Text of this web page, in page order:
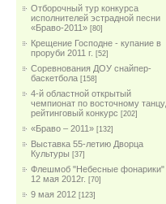
Отборочный тур конкурса
исполнителей эстрадной песни
«Браво-2011» [80]
Крещение Господне - купание в
проруби 2011 г. [52]
Соревнования ДОУ снайпер-
баскетбола [158]
4-й областной открытый
чемпионат по восточному танцу,
рейтинговый конкурс [202]
«Браво – 2011» [132]
Выставка 55-летию Дворца
Культуры [37]
Флешмоб "Небесные фонарики"
12 мая 2012г. [70]
9 мая 2012 [123]